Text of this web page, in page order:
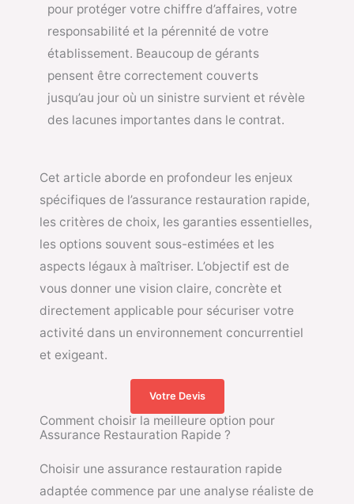
pour protéger votre chiffre d’affaires, votre
responsabilité et la pérennité de votre
établissement. Beaucoup de gérants
pensent être correctement couverts
jusqu’au jour où un sinistre survient et révèle
des lacunes importantes dans le contrat.
Cet article aborde en profondeur les enjeux
spécifiques de l’assurance restauration rapide,
les critères de choix, les garanties essentielles,
les options souvent sous-estimées et les
aspects légaux à maîtriser. L’objectif est de
vous donner une vision claire, concrète et
directement applicable pour sécuriser votre
activité dans un environnement concurrentiel
et exigeant.
Votre Devis
Comment choisir la meilleure option pour
Assurance Restauration Rapide ?
Choisir une assurance restauration rapide
adaptée commence par une analyse réaliste de